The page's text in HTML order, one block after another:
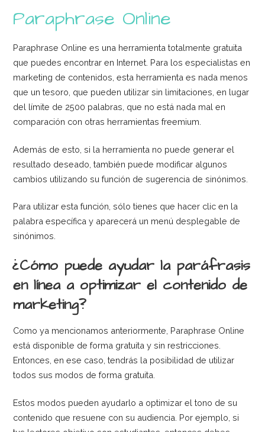
Paraphrase Online
Paraphrase Online es una herramienta totalmente gratuita
que puedes encontrar en Internet. Para los especialistas en
marketing de contenidos, esta herramienta es nada menos
que un tesoro, que pueden utilizar sin limitaciones, en lugar
del límite de 2500 palabras, que no está nada mal en
comparación con otras herramientas freemium.
Además de esto, si la herramienta no puede generar el
resultado deseado, también puede modificar algunos
cambios utilizando su función de sugerencia de sinónimos.
Para utilizar esta función, sólo tienes que hacer clic en la
palabra específica y aparecerá un menú desplegable de
sinónimos.
¿Cómo puede ayudar la paráfrasis
en línea a optimizar el contenido de
marketing?
Como ya mencionamos anteriormente, Paraphrase Online
está disponible de forma gratuita y sin restricciones.
Entonces, en ese caso, tendrás la posibilidad de utilizar
todos sus modos de forma gratuita.
Estos modos pueden ayudarlo a optimizar el tono de su
contenido que resuene con su audiencia. Por ejemplo, si